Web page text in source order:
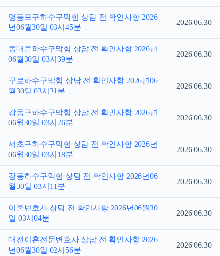
영등포구하수구막힘 상담 전 확인사항 2026
년06월30일 03시45분
2026.06.30
동대문하수구막힘 상담 전 확인사항 2026년
06월30일 03시39분
2026.06.30
구로하수구막힘 상담 전 확인사항 2026년06
월30일 03시31분
2026.06.30
강동구하수구막힘 상담 전 확인사항 2026년
06월30일 03시26분
2026.06.30
서초구하수구막힘 상담 전 확인사항 2026년
06월30일 03시18분
2026.06.30
강동하수구막힘 상담 전 확인사항 2026년06
월30일 03시11분
2026.06.30
이혼변호사 상담 전 확인사항 2026년06월30
일 03시04분
2026.06.30
대전이혼전문변호사 상담 전 확인사항 2026
년06월30일 02시56분
2026.06.30